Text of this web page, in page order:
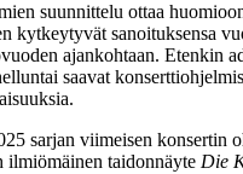
suunnittelu ottaa
kytkeytyvät sanoituksensa
ajankohtaan. Etenkin
saavat
sarjan viimeisen konsertin
ilmiömäinen taidonnäyte Die